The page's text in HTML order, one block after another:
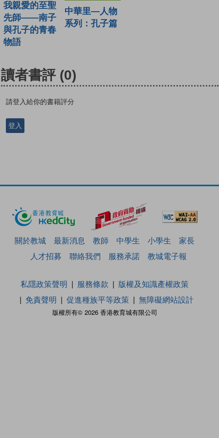
我親愛的至聖
先師——南子
與孔子的青春
物語
中華里—人物
系列：孔子篇
讀者書評 (0)
請登入給你的書籍評分
登入
關於教城 最新消息 教師 中學生 小學生
家長
人才招募
聯絡我們 服務承諾 教城電子報
版權所有© 2026 香港教育城有限公司
私隱政策聲明 服務條款
版權及知識產權政策
免責聲明
促進種族平等政策 無障礙網站設計